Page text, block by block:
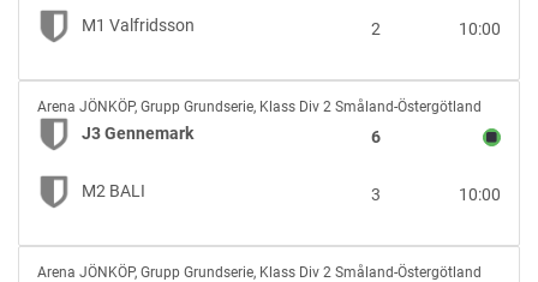
M1
Valfridsson
M1 Valfridsson 10:00
2
J3
Gennemark
vs
M2
BALI
Arena JÖNKÖP, Grupp Grundserie, Klass Div 2 Småland-Östergötland
J3 Gennemark 6
M2 BALI 10:00
3
N1
Arena JÖNKÖP, Grupp Grundserie, Klass Div 2 Småland-Östergötland